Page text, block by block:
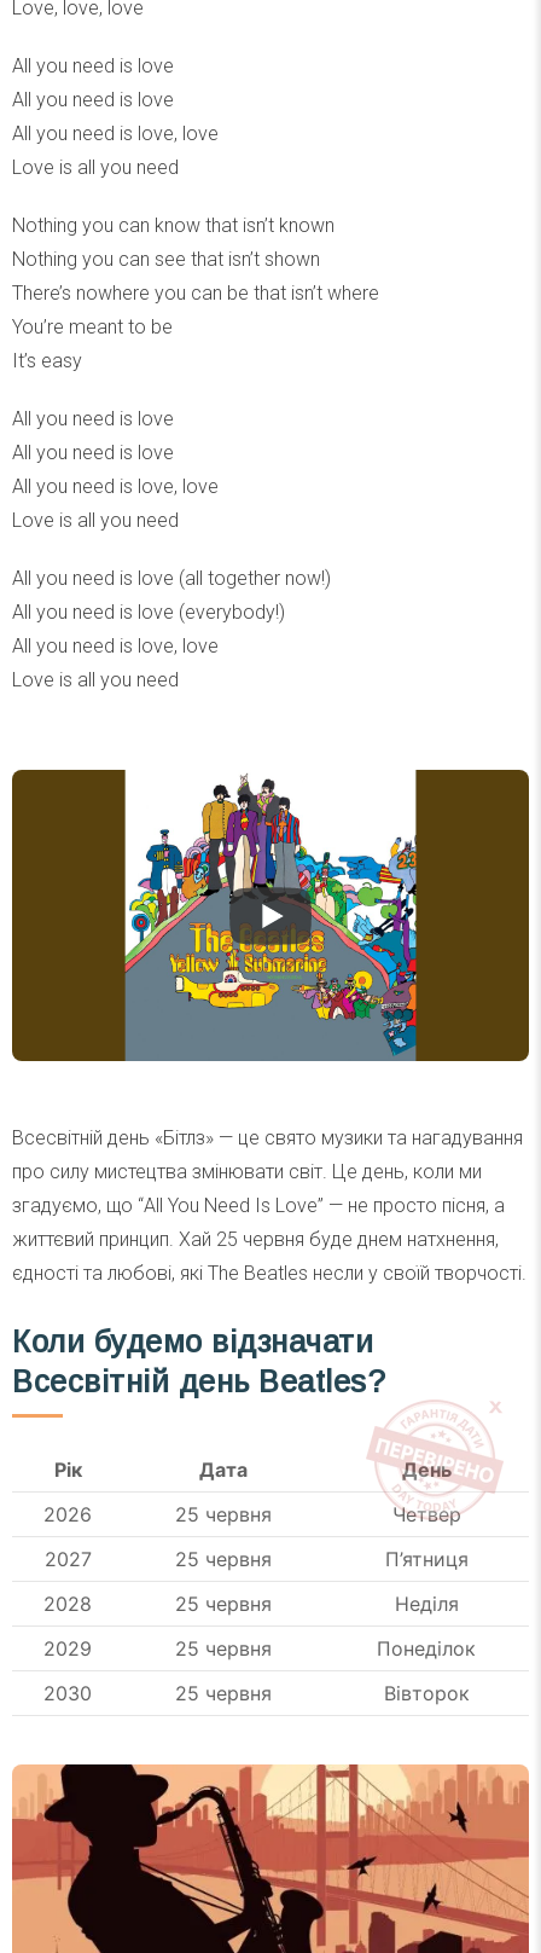
Love, love, love
All you need is love
All you need is love
All you need is love, love
Love is all you need
Nothing you can know that isn’t known
Nothing you can see that isn’t shown
There’s nowhere you can be that isn’t where
You’re meant to be
It’s easy
All you need is love
All you need is love
All you need is love, love
Love is all you need
All you need is love (all together now!)
All you need is love (everybody!)
All you need is love, love
Love is all you need
Всесвітній день «Бітлз» — це свято музики та нагадування
про силу мистецтва змінювати світ. Це день, коли ми
згадуємо, що “All You Need Is Love” — не просто пісня, а
життєвий принцип. Хай 25 червня буде днем натхнення,
єдності та любові, які The Beatles несли у своїй творчості.
Коли будемо відзначати
Всесвітній день Beatles?
Рік Дата
День
2026
25 червня
Четвер
2027
25 червня
П’ятниця
2028
25 червня
Неділя
2029
25 червня
Понеділок
2030
25 червня Вівторок